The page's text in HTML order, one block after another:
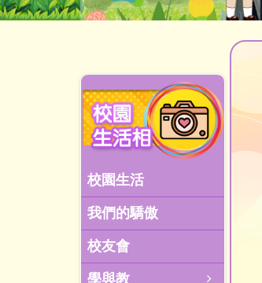
校園生活
我們的驕傲
校友會
學與教